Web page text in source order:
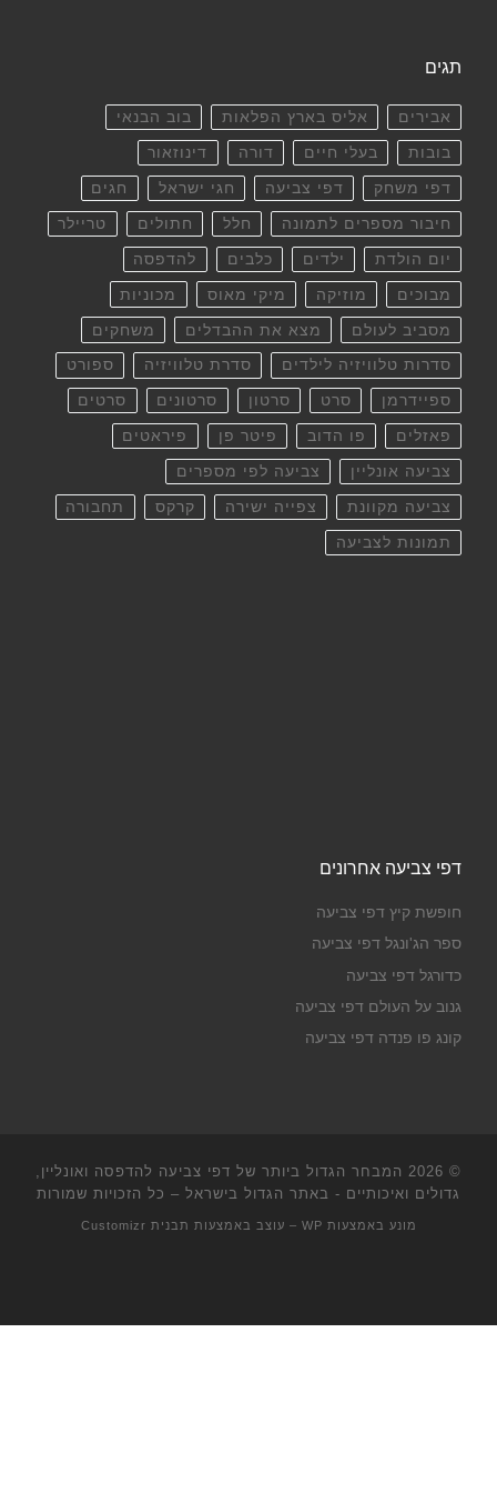
תגים
אבירים אליס בארץ הפלאות בוב הבנאי
בובות בעלי חיים דורה דינוזאור
דפי משחק דפי צביעה חגי ישראל חגים
חיבור מספרים לתמונה חלל חתולים טריילר
יום הולדת ילדים כלבים להדפסה
מבוכים מוזיקה מיקי מאוס מכוניות
מסביב לעולם מצא את ההבדלים משחקים
סדרות טלוויזיה לילדים סדרת טלוויזיה ספורט
ספיידרמן סרט סרטון סרטונים סרטים
פאזלים פו הדוב פיטר פן פיראטים
צביעה אונליין צביעה לפי מספרים
צביעה מקוונת צפייה ישירה קרקס תחבורה
תמונות לצביעה
דפי צביעה אחרונים
חופשת קיץ דפי צביעה
ספר הג'ונגל דפי צביעה
כדורגל דפי צביעה
גנוב על העולם דפי צביעה
קונג פו פנדה דפי צביעה
© 2026
המבחר הגדול ביותר של דפי צביעה להדפסה ואונליין,
גדולים ואיכותיים - באתר הגדול בישראל – כל הזכויות שמורות
מונע באמצעות WP – עוצב באמצעות תבנית Customizr